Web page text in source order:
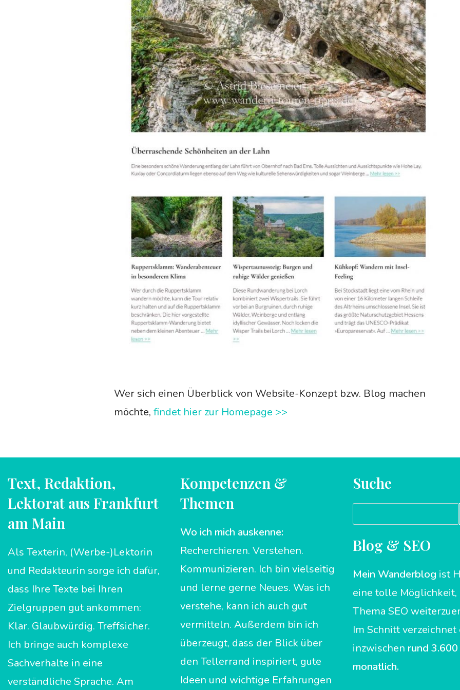
Wer sich einen Überblick von Website-Konzept bzw. Blog machen
möchte, findet hier zur Homepage >>
Text, Redaktion,
Lektorat aus Frankfurt
am Main
Als Texterin, (Werbe-)Lektorin
und Redakteurin sorge ich dafür,
dass Ihre Texte bei Ihren
Zielgruppen gut ankommen:
Klar. Glaubwürdig. Treffsicher.
Ich bringe auch komplexe
Sachverhalte in eine
verständliche Sprache. Am
Kompetenzen &
Themen
Wo ich mich auskenne:
Recherchieren. Verstehen.
Kommunizieren. Ich bin vielseitig
und lerne gerne Neues. Was ich
verstehe, kann ich auch gut
vermitteln. Außerdem bin ich
überzeugt, dass der Blick über
den Tellerrand inspiriert, gute
Ideen und wichtige Erfahrungen
Suche
Blog & SEO
Mein Wanderblog ist
eine tolle Möglichkeit,
Thema SEO
Im Schnitt verzeichnet
inzwischen rund
monatlich.